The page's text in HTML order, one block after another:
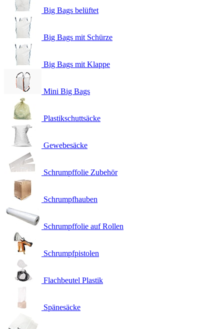
Big Bags belüftet
Big Bags mit Schürze
Big Bags mit Klappe
Mini Big Bags
Plastikschuttsäcke
Gewebesäcke
Schrumpffolie Zubehör
Schrumpfhauben
Schrumpffolie auf Rollen
Schrumpfpistolen
Flachbeutel Plastik
Spänesäcke